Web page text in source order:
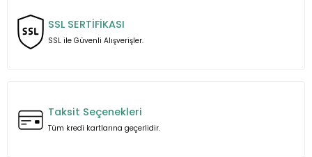
Ürün fiyatı diğer sitelerden daha pahalı.
Bu ürüne benzer farklı alternatifler olmalı.
SSL SERTİFİKASI
SSL ile Güvenli Alışverişler.
Taksit Seçenekleri
Tüm kredi kartlarına geçerlidir.